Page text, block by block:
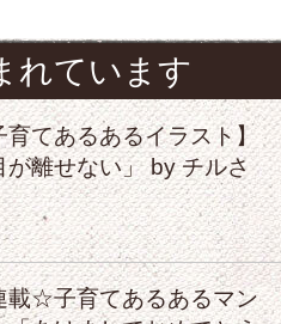
れています
育てあるあるイラスト】
が離せない」 by チルさ
載☆子育てあるあるマン